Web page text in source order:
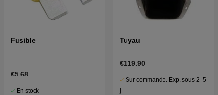
Fusible
€5.68
En stock
Tuyau
€119.90
Sur commande. Exp. sous 2–5
j